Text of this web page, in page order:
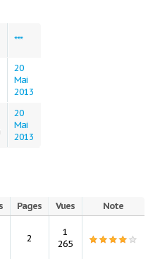
***
20
Mai
2013
20
Mai
2013
Pages Vues
Note
2
1
265